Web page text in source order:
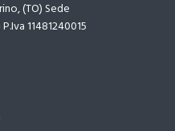
(TO) Sede
11481240015